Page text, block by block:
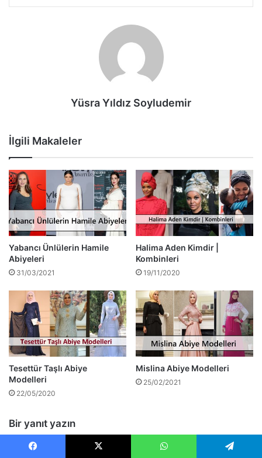
Yüsra Yıldız Soyludemir
İlgili Makaleler
Yabancı Ünlülerin Hamile
Abiyeleri
31/03/2021
Halima Aden Kimdir |
Kombinleri
19/11/2020
Tesettür Taşlı Abiye
Modelleri
22/05/2020
Mislina Abiye Modelleri
25/02/2021
Bir yanıt yazın